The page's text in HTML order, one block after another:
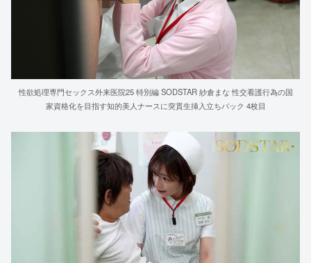
性欲処理専門セックス外来医院25 特別編 SODSTAR 紗倉まな 性交看護行為の国
家資格化を目指す知的美人ナースに突貫生挿入立ちバック 4枚目